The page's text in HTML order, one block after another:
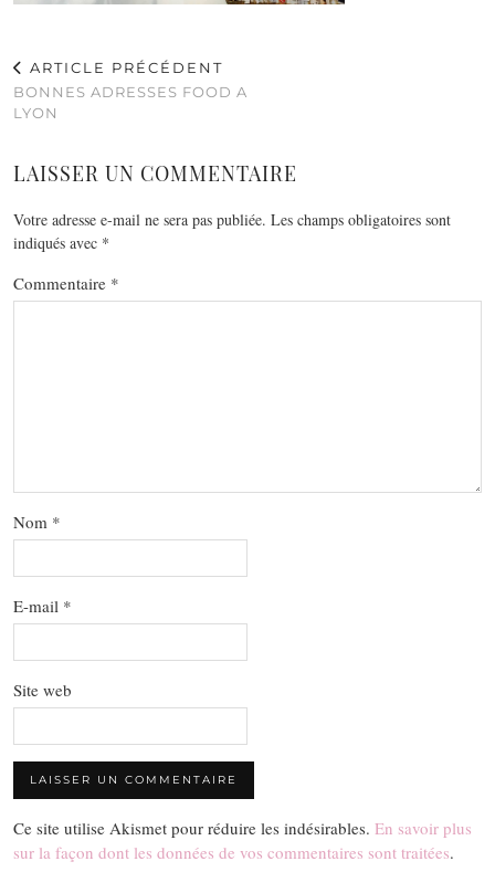
ARTICLE PRÉCÉDENT
BONNES ADRESSES FOOD A
LYON
LAISSER UN COMMENTAIRE
Votre adresse e-mail ne sera pas publiée. Les champs obligatoires sont
indiqués avec *
Commentaire *
Nom *
E-mail *
Site web
Ce site utilise Akismet pour réduire les indésirables. En savoir plus
sur la façon dont les données de vos commentaires sont traitées.